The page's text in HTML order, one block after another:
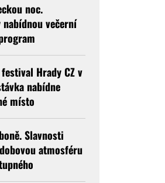
noc.
nabídnou večerní
Hrady CZ v
nabídne
místo
Slavnosti
atmosféru